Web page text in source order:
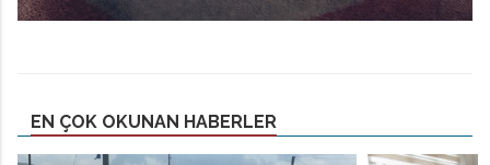
EN ÇOK OKUNAN HABERLER